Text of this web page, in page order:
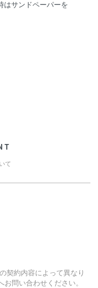
サンドペーパーを
て
契約内容によって異なり
問い合わせください。